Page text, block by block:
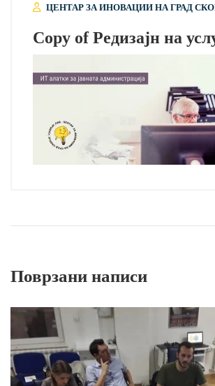
ЦЕНТАР ЗА ИНОВАЦИИ НА ГРАД
Copy of Редизајн на
Поврзани написи